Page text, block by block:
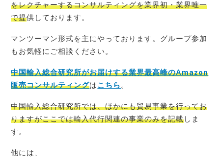
をレクチャーするコンサルティングを業界初・業界唯一
で提供しております。
マンツーマン形式を主にやっております。グループ参加
もお気軽にご相談ください。
中国輸入総合研究所がお届けする業界最高峰のAmazon
販売コンサルティングはこちら 。
中国輸入総合研究所では、ほかにも貿易事業を行ってお
りますがここでは輸入代行関連の事業のみを記載しま
す。
他には、